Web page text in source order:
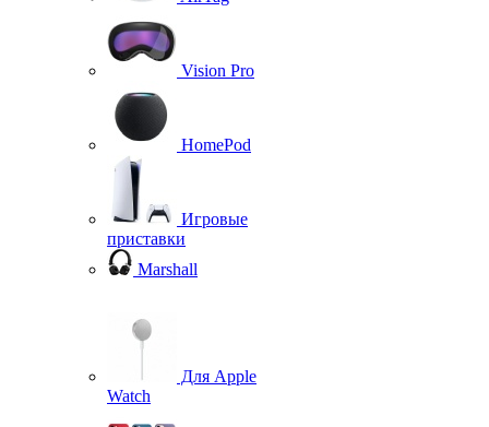
Vision Pro
HomePod
Игровые
приставки
Marshall
Для Apple
Watch